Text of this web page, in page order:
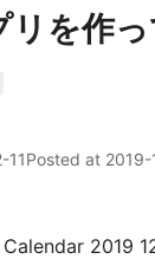
リを作
11Posted at 2019-
2019